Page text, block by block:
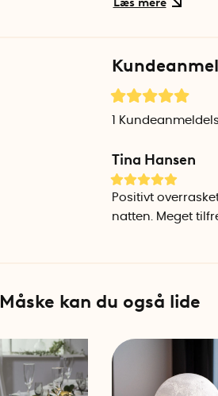
12 cm x 15 cm x
14 cm x Ø11,5 cm,
Den dekorative
indbygget timer.
Lampen bør kun
Materiale: Hvid
Lampetype: LED
Tina Hansen
Positivt
natten. Meget
Måske kan du også lide